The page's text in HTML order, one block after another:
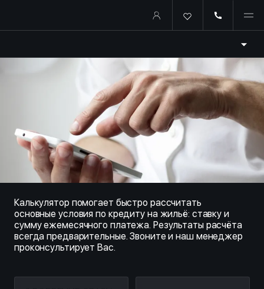
Купить квартиру в ипотеку
Калькулятор помогает быстро рассчитать
основные условия по кредиту на жильё: ставку и
сумму ежемесячного платежа. Результаты расчёта
всегда предварительные. Звоните и наш менеджер
проконсультирует Вас.